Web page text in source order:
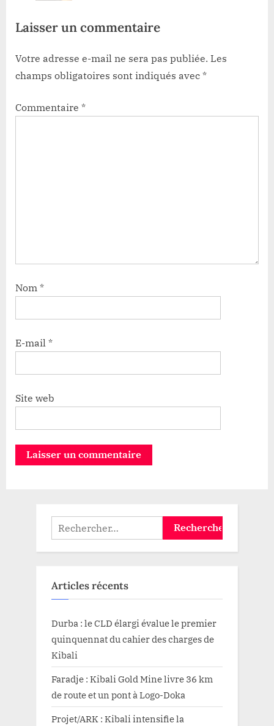
Laisser un commentaire
Votre adresse e-mail ne sera pas publiée. Les
champs obligatoires sont indiqués avec *
Commentaire *
Nom *
E-mail *
Site web
Rechercher :
Articles récents
Durba : le CLD élargi évalue le premier
quinquennat du cahier des charges de
Kibali
Faradje : Kibali Gold Mine livre 36 km
de route et un pont à Logo-Doka
Projet/ARK : Kibali intensifie la